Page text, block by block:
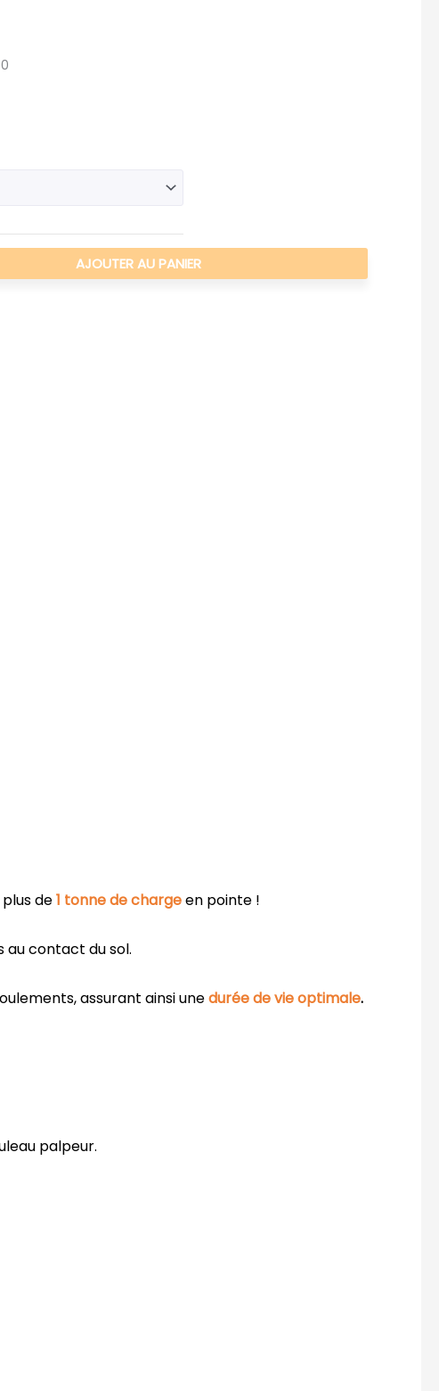
AJOUTER AU PANIER
de1 tonnede chargeen pointe !
au contact du sol.
assurant ainsi unedurée de vie optimale.
palpeur.